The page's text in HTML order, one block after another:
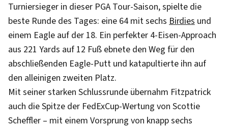
Turniersieger in dieser PGA Tour-Saison, spielte die
beste Runde des Tages: eine 64 mit sechs Birdiesund
einem Eagle auf der 18. Ein perfekter 4-Eisen-Approach
aus 221 Yards auf 12 Fuß ebnete den Weg für den
abschließenden Eagle-Putt und katapultierte ihn auf
den alleinigen zweiten Platz.
Mit seiner starken Schlussrunde übernahm Fitzpatrick
auch die Spitze der FedExCup-Wertung von Scottie
Scheffler – mit einem Vorsprung von knapp sechs